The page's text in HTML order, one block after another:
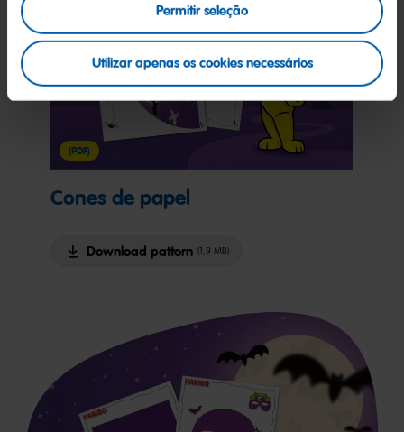
Permitir seleção
Utilizar apenas os cookies necessários
Cones de papel
Download pattern (1,9 MB)
(PDF)